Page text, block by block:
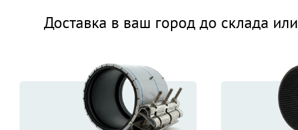
Доставка в ваш город до склада